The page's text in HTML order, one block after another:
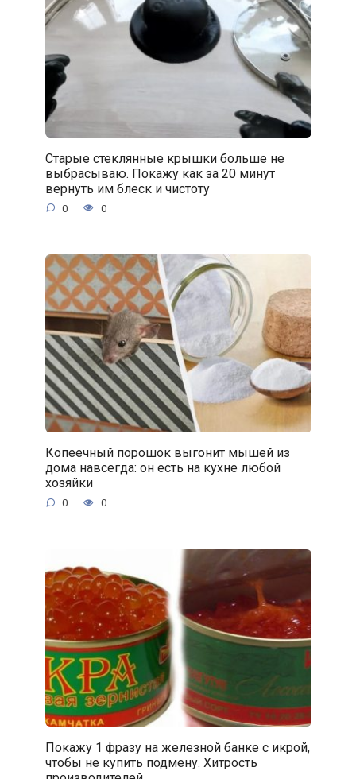
Старые стеклянные крышки больше не
выбрасываю. Покажу как за 20 минут
вернуть им блеск и чистоту
0 0
Копеечный порошок выгонит мышей из
дома навсегда: он есть на кухне любой
хозяйки
0 0
Покажу 1 фразу на железной банке с икрой,
чтобы не купить подмену. Хитрость